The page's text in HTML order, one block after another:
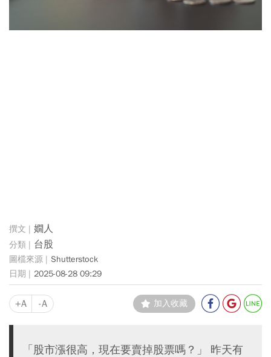
嫺人
台股
Shutterstock
2025-08-28 09:29
+A -A 加入收藏
「股市漲很高，現在要賣掉股票嗎？」 昨天有